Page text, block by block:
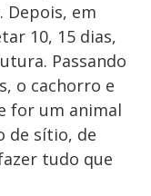
Depois, em
10, 15 dias,
Passando
o cachorro e
for um animal
de sítio, de
tudo que